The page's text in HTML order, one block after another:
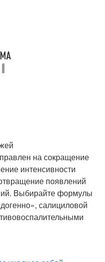
на сокращение
интенсивности
появлений
Выбирайте формулы
салициловой